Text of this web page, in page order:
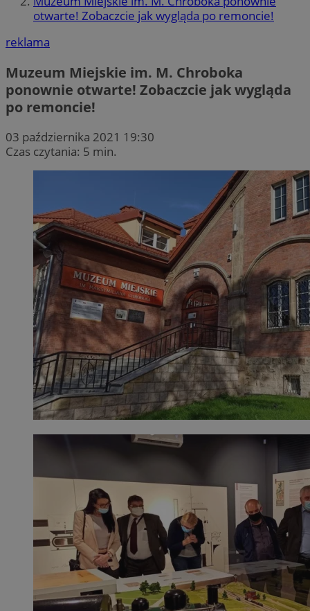
otwarte! Zobaczcie jak wygląda po remoncie!
reklama
Muzeum Miejskie im. M. Chroboka
ponownie otwarte! Zobaczcie jak wygląda
po remoncie!
03 października 2021 19:30
Czas czytania: 5 min.